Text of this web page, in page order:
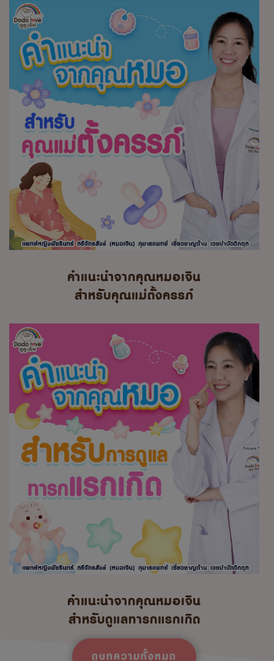
คำแนะนำจากคุณหมอเจิน
สำหรับคุณแม่ตั้งครรภ์
คำแนะนำจากคุณหมอเจิน
สำหรับดูแลทารกแรกเกิด
ดูบทความทั้งหมด